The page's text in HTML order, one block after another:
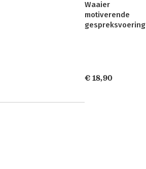
Waaier
motiverende
gespreksvoering
€ 18,90